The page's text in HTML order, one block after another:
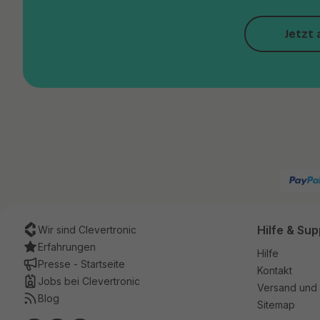
Jetzt
Wir sind Clevertronic
Erfahrungen
Presse - Startseite
Jobs bei Clevertronic
Blog
Hilfe &
Hilfe
Kontakt
Versand
Sitemap